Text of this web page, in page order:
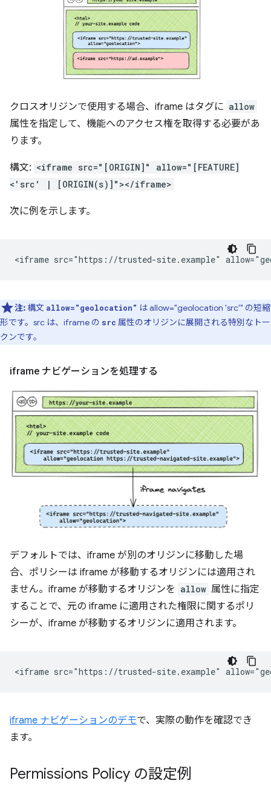
クロスオリジンで使用する場合、iframe はタグに allow
属性を指定して、機能へのアクセス権を取得する必要があ
ります。
構文: <iframe src="[ORIGIN]" allow="[FEATURE]
<'src' | [ORIGIN(s)]"></iframe>
次に例を示します。
注: 構文 allow="geolocation" は allow="geolocation 'src'" の短縮
形です。src は、iframe の src 属性のオリジンに展開される特別なトー
クンです。
iframe ナビゲーションを処理する
デフォルトでは、iframe が別のオリジンに移動した場
合、ポリシーは iframe が移動するオリジンには適用され
ません。iframe が移動するオリジンを allow 属性に指定
することで、元の iframe に適用された権限に関するポリ
シーが、iframe が移動するオリジンに適用されます。
iframe ナビゲーションのデモで、実際の動作を確認でき
ます。
Permissions Policy の設定例